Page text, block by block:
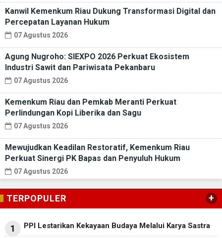
Kanwil Kemenkum Riau Dukung Transformasi Digital dan
Percepatan Layanan Hukum
07 Agustus 2026
Agung Nugroho: SIEXPO 2026 Perkuat Ekosistem
Industri Sawit dan Pariwisata Pekanbaru
07 Agustus 2026
Kemenkum Riau dan Pemkab Meranti Perkuat
Perlindungan Kopi Liberika dan Sagu
07 Agustus 2026
Mewujudkan Keadilan Restoratif, Kemenkum Riau
Perkuat Sinergi PK Bapas dan Penyuluh Hukum
07 Agustus 2026
TERPOPULER +
1 PPI Lestarikan Kekayaan Budaya Melalui Karya Sastra